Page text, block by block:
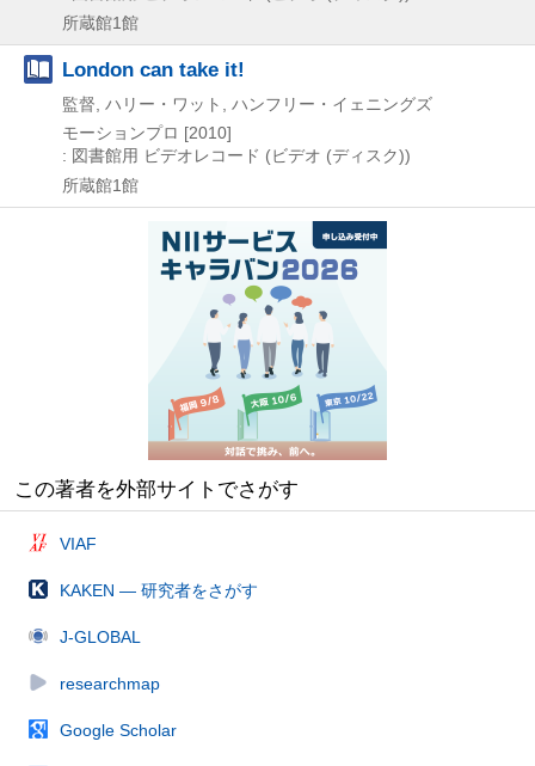
所蔵館1館
London can take it!
監督, ハリー・ワット, ハンフリー・イェニングズ
モーションプロ [2010]
: 図書館用 ビデオレコード (ビデオ (ディスク))
所蔵館1館
この著者を外部サイトでさがす
VIAF
KAKEN — 研究者をさがす
J-GLOBAL
researchmap
Google Scholar